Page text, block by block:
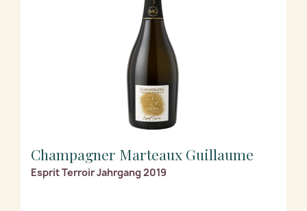
Champagner Marteaux Guillaume
Esprit Terroir Jahrgang 2019